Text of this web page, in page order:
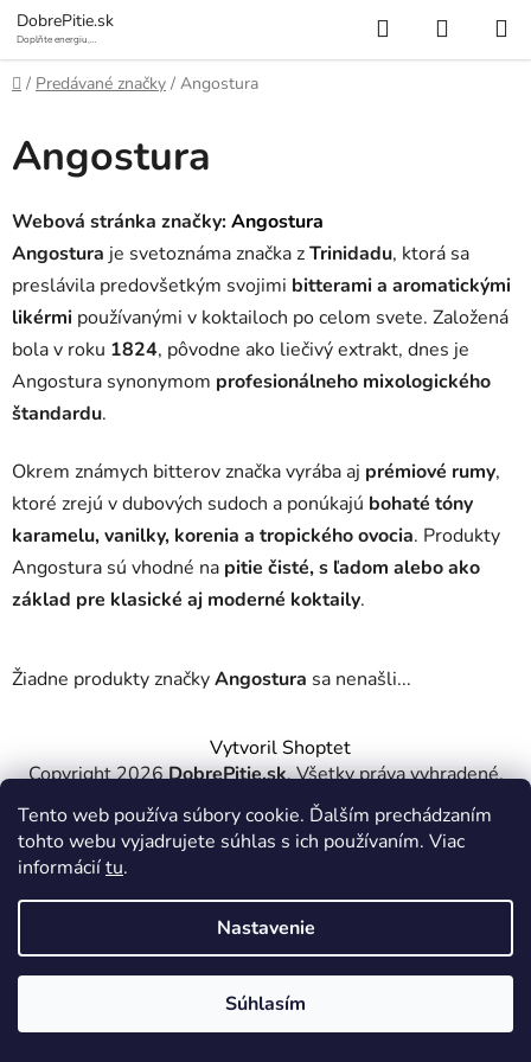
Tento web používa súbory cookie. Ďalším prechádzaním
tohto webu vyjadrujete súhlas s ich používaním. Viac
informáciítu.
Nastavenie
Súhlasím
Prejsť
na
obsah
DobrePitie.sk
Doplňte energiu,
Hľadať
KOŠÍK
Domov
/ Predávané značky / Angostura
Angostura
Webová stránka značky:Angostura
Angostura je svetoznáma značka zTrinidadu, ktorá sa
preslávila predovšetkým svojimi bitterami a aromatickými
likérmi používanými v koktailoch po celom svete. Založená
bola v roku 1824, pôvodne ako liečivý extrakt, dnes je
Angostura synonymom profesionálneho mixologického
štandardu.
Okrem známych bitterov značka vyrába aj prémiové rumy,
ktoré zrejú v dubových sudoch a ponúkajú bohaté tóny
karamelu, vanilky, korenia a tropického ovocia. Produkty
Angostura sú vhodné na pitie čisté, s ľadom alebo ako
základ pre klasické aj moderné koktaily.
Žiadne produkty značkyAngostura sa nenašli...
á
p
Vytvoril Shoptet
Copyright 2026DobrePitie.sk. Všetky práva vyhradené.
Upraviť nastavenie cookies